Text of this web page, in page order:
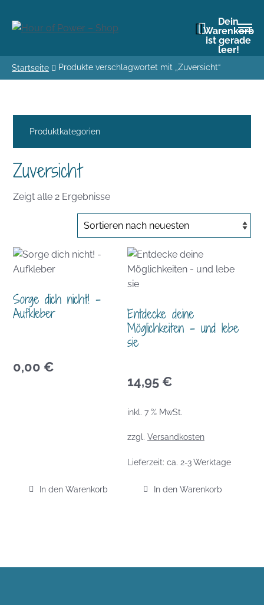
Dein
Warenkorb
ist gerade
leer!
Startseite Produkte verschlagwortet mit „Zuversicht“
Produktkategorien
Zuversicht
Zeigt alle 2 ErgebnisseNach
Aktualität
sortiert
Sorge dich nicht! –
Aufkleber
0,00 €
In den Warenkorb
Entdecke deine
Möglichkeiten – und lebe
sie
14,95 €
inkl. 7 % MwSt.
zzgl. Versandkosten
Lieferzeit: ca. 2-3 Werktage
In den Warenkorb